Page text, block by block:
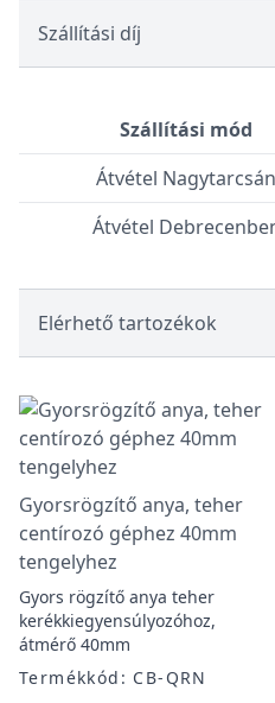
Szállítási díj
Szállítási mód
Átvétel Nagytarcsán
Átvétel
Elérhető tartozékok
Gyorsrögzítő anya, teher
centírozó géphez 40mm
tengelyhez
Gyors rögzítő anya teher
kerékkiegyensúlyozóhoz,
átmérő 40mm
Termékkód: CB-QRN